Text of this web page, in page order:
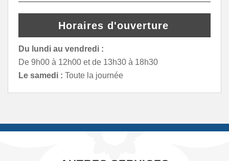
Horaires d'ouverture
Du lundi au vendredi :
De 9h00 à 12h00 et de 13h30 à 18h30
Le samedi : Toute la journée